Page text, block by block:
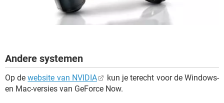
Andere systemen
Op dewebsite van NVIDIA
kun je terecht voor de Windows-
en Mac-versies van GeForce Now.